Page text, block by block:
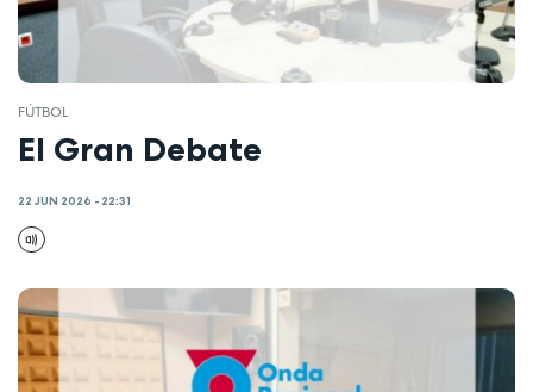
FÚTBOL
El Gran Debate
22 JUN 2026 - 22:31